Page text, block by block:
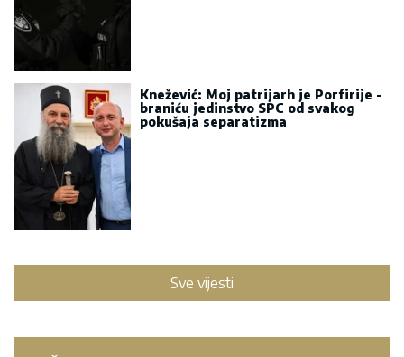
Knežević: Moj patrijarh je Porfirije -
braniću jedinstvo SPC od svakog
pokušaja separatizma
Sve vijesti